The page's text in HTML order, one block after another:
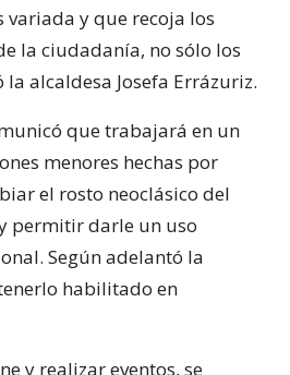
y que recoja los
la ciudadanía, no sólo los
la alcaldesa Josefa Errázuriz.
que trabajará en un
menores hechas por
el rosto neoclásico del
permitir darle un uso
Según adelantó la
habilitado en
y realizar eventos, se